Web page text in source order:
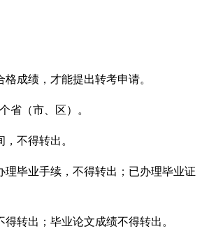
成绩，才能提出转考申请。
省（市、区）。
不得转出。
毕业手续，不得转出；已办理毕业证
转出；毕业论文成绩不得转出。